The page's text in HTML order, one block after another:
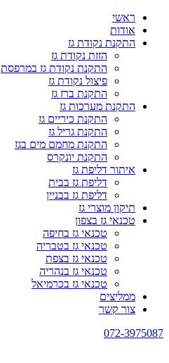
ראשי
אודות
התקנת נקודת גז
הזזת נקודת גז
התקנת נקודת גז במרפסת
פיצול נקודת גז
התקנת ברז גז
התקנת מערכות גז
התקנת כיריים גז
התקנת גריל גז
התקנת מחמם מים בגז
התקנת יונקרס
איתור דליפת גז
דליפת גז בבית
דליפת גז בבניין
תיקון מוצרי גז
טכנאי גז בצפון
טכנאי גז בחיפה
טכנאי גז בטבריה
טכנאי גז בצפת
טכנאי גז בנהריה
טכנאי גז בכרמיאל
ממליצים
צור קשר
072-3975087